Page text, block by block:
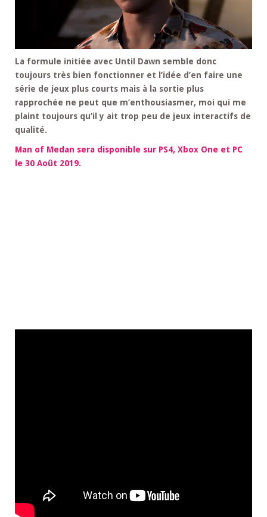
La formule initiée avec Until Dawn semble donc
toujours très bien fonctionner et l’idée d’en faire une
série de jeux plus courts mais à la sortie plus
rapprochée ne peut que m’enthousiasmer, moi qui me
plaint toujours qu’il y ait trop peu de jeux interactifs de
qualité.
Man of Medan sera disponible sur PS4, Xbox One et PC
le 30 Août 2019.